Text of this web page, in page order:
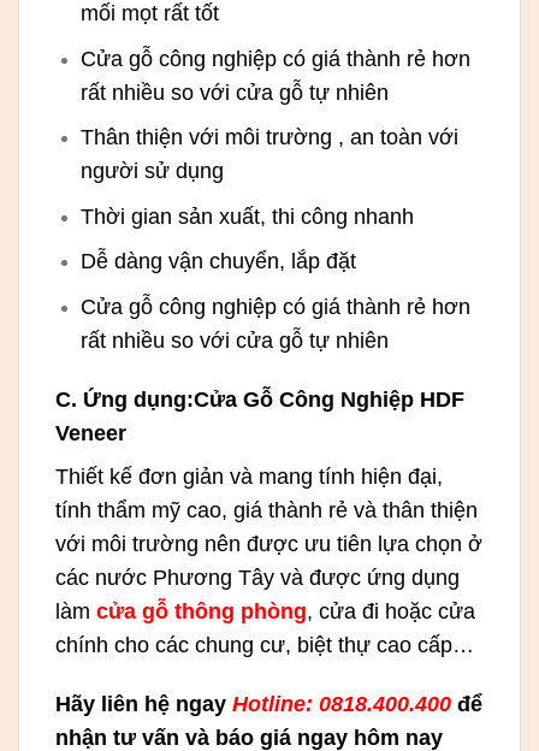
mối mọt rất tốt
Cửa gỗ công nghiệp có giá thành rẻ hơn
rất nhiều so với cửa gỗ tự nhiên
Thân thiện với môi trường , an toàn với
người sử dụng
Thời gian sản xuất, thi công nhanh
Dễ dàng vận chuyển, lắp đặt
Cửa gỗ công nghiệp có giá thành rẻ hơn
rất nhiều so với cửa gỗ tự nhiên
C. Ứng dụng:Cửa Gỗ Công Nghiệp HDF
Veneer
Thiết kế đơn giản và mang tính hiện đại,
tính thẩm mỹ cao, giá thành rẻ và thân thiện
với môi trường nên được ưu tiên lựa chọn ở
các nước Phương Tây và được ứng dụng
làm cửa gỗ thông phòng, cửa đi hoặc cửa
chính cho các chung cư, biệt thự cao cấp…
Hãy liên hệ ngay Hotline: 0818.400.400 để
nhận tư vấn và báo giá ngay hôm nay